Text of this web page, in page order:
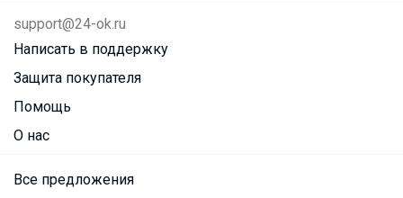
support@24-ok.ru
Написать в поддержку
Защита покупателя
Помощь
О нас
Все предложения